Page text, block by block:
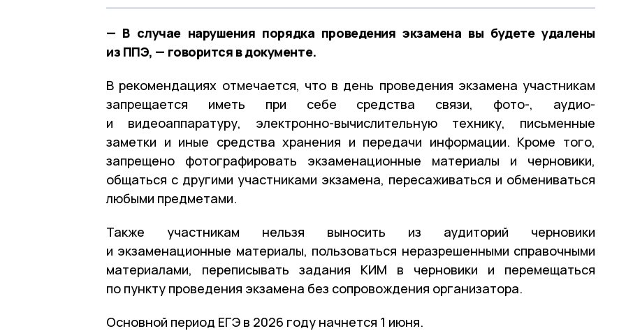
— В случае нарушения порядка проведения экзамена вы будете удалены
из ППЭ, — говорится в документе.
В рекомендациях отмечается, что в день проведения экзамена участникам
запрещается иметь при себе средства связи, фото-, аудио-
и видеоаппаратуру, электронно-вычислительную технику, письменные
заметки и иные средства хранения и передачи информации. Кроме того,
запрещено фотографировать экзаменационные материалы и черновики,
общаться с другими участниками экзамена, пересаживаться и обмениваться
любыми предметами.
Также участникам нельзя выносить из аудиторий черновики
и экзаменационные материалы, пользоваться неразрешенными справочными
материалами, переписывать задания КИМ в черновики и перемещаться
по пункту проведения экзамена без сопровождения организатора.
Основной период ЕГЭ в 2026 году начнется 1 июня.